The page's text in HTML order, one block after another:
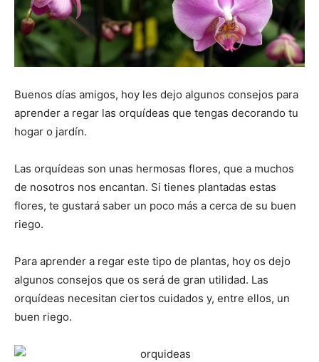
Buenos días amigos, hoy les dejo algunos consejos para
aprender a regar las orquídeas que tengas decorando tu
hogar o jardín.
Las orquídeas son unas hermosas flores, que a muchos
de nosotros nos encantan. Si tienes plantadas estas
flores, te gustará saber un poco más a cerca de su buen
riego.
Para aprender a regar este tipo de plantas, hoy os dejo
algunos consejos que os será de gran utilidad. Las
orquídeas necesitan ciertos cuidados y, entre ellos, un
buen riego.